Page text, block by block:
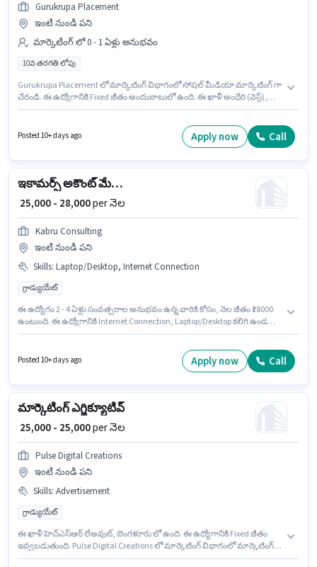
Gurukrupa Placement
ఇంటి నుండి పని
మార్కెటింగ్ లో 0 - 1 ఏళ్లు అనుభవం
10వ తరగతి లోపు
Gurukrupa Placement లో మార్కెటింగ్ విభాగంలో సోషల్ మీడియా మార్కెటింగ్ గా
చేరండి. ఈ ఉద్యోగానికి Fixed జీతం అందుబాటులో ఉంది. ఈ ఖాళీ అంధేరి (వెస్ట్),
అనుకూలంగా ఉంటుంది. మీరు నెలకు ₹30000 వరకు సంపాదించవచ్చు.
Posted 10+ days ago Apply now Call
ఇకామర్స్ అకౌంట్ మేనేజర్
₹ 25,000 - 28,000per నెల
Kabru Consulting
ఇంటి నుండి పని
Skills: Laptop/Desktop, Internet Connection
గ్రాడ్యుయేట్
ఈ ఉద్యోగం 2 - 4 ఏళ్లు సంవత్సరాల అనుభవం ఉన్న వారికి కోసం, నెల జీతం ₹28000
ఉంటుంది. ఈ ఉద్యోగానికి Internet Connection, Laptop/Desktop కలిగి ఉండటం
Sujatha Nagar, విశాఖపట్నం లో ఉంది. Kabru Consulting మార్కెటింగ్ విభాగంలో
ఇకామర్స్ అకౌంట్ మేనేజర్ ఉద్యోగానికి క్రియాశీలకంగా నియామకం జరుగుతోంది.
Posted 10+ days ago Apply now Call
మార్కెటింగ్ ఎగ్జిక్యూటివ్
₹ 25,000 - 25,000per నెల
Pulse Digital Creations
ఇంటి నుండి పని
Skills: Advertisement
గ్రాడ్యుయేట్
ఈ ఖాళీ హెచ్ఎస్ఆర్ లేఅవుట్, బెంగళూరు లో ఉంది. ఈ ఉద్యోగానికి Fixed జీతం
ఇవ్వబడుతుంది. Pulse Digital Creations లో మార్కెటింగ్ విభాగంలో మార్కెటింగ్